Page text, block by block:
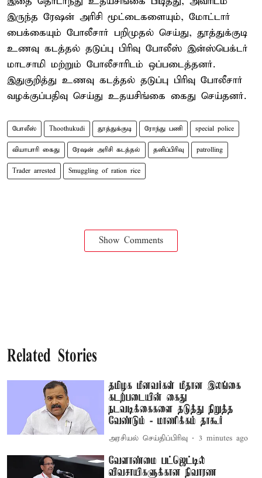
இருந்த ரேஷன் அரிசி மூட்டைகளையும், மோட்டார்
பைக்கையும் போலீசார் பறிமுதல் செய்து, தூத்துக்குடி
உணவு கடத்தல் தடுப்பு பிரிவு போலீஸ் இன்ஸ்பெக்டர்
மாடசாமி மற்றும் போலீசாரிடம் ஒப்படைத்தனர்.
இதுகுறித்து உணவு கடத்தல் தடுப்பு பிரிவு போலீசார்
வழக்குப்பதிவு செய்து உதயசிங்கை கைது செய்தனர்.
போலீஸ் Thoothukudi தூத்துக்குடி ரோந்து பணி special police
வியாபாரி கைது ரேஷன் அரிசி கடத்தல் தனிப்பிரிவு patrolling
Trader arrested Smuggling of ration rice
Show Comments
Related Stories
தமிழக மீனவர்கள் மீதான இலங்கை
கடற்படையின் கைது
நடவடிக்கைகளை தடுத்து நிறுத்த
வேண்டும் - மாணிக்கம் தாகூர்
அரசியல் செய்திப்பிரிவு 3 minutes ago
வேளாண்மை பட்ஜெட்டில்
விவசாயிகளுக்கான நிவாரண